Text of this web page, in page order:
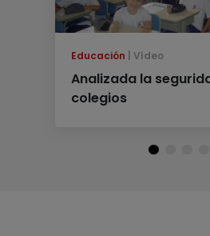
Educación Vídeo
Analizada la
colegios